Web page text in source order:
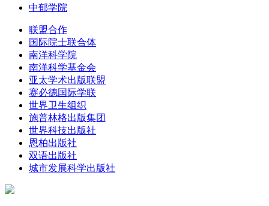
中郁学院
联盟合作
国际院士联合体
南洋科学院
南洋科学基金会
亚太学术出版联盟
赛必德国际学联
世界卫生组织
施普林格出版集团
世界科技出版社
恩柏出版社
双语出版社
城市发展科学出版社